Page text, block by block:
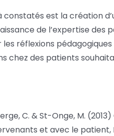
est la création
de l’expertise des
réflexions
des patients
C. & St-Onge, M.
et avec le